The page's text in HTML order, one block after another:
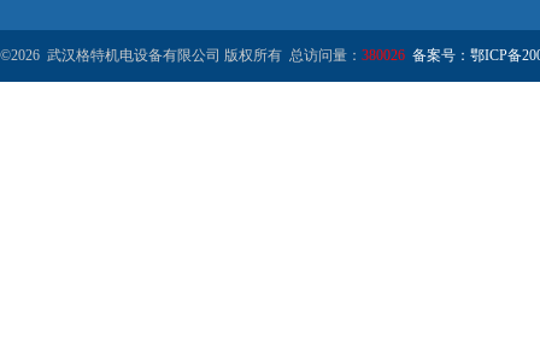
©2026 武汉格特机电设备有限公司 版权所有 总访问量： 380026 备案号：鄂ICP备